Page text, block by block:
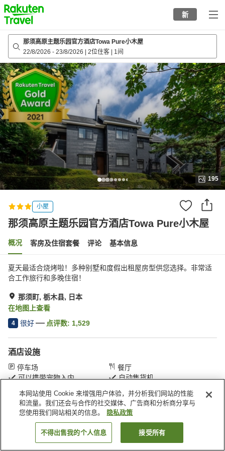
to
top
page
新
那须高原主题乐园官方酒店Towa Pure小木屋
22/8/2026 - 23/8/2026 2位住客 1间
195
小屋
那须高原主题乐园官方酒店Towa Pure小木屋
概况 客房及住宿套餐 评论 基本信息
夏天最适合烧烤啦！多种别墅和度假出租屋房型供您选择。非常适
合工作旅行和多晚住宿！
那须町, 栃木县, 日本
在地图上查看
4 很好 点评数: 1,529
酒店设施
停车场
餐厅
可以携带宠物入内
自动售货机
首页 日本 栃木县
那须町
那须高原主题乐园官方酒店Towa Pure小木屋
搜索客房
本网站使用 Cookie 来增强用户体验，并分析我们网站的性能
和流量。我们还会与合作的社交媒体、广告商和分析商分享与
您使用我们网站相关的信息。
隐私政策
不得出售我的个人信息 接受所有